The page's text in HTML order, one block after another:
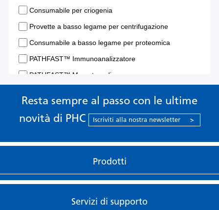
Resta sempre al passo con le ultime
novità di PHC
Iscriviti alla nostra newsletter >
Prodotti
Servizi di supporto